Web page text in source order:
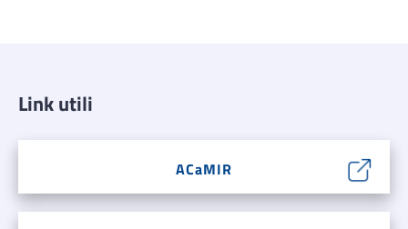
Link utili
ACaMIR